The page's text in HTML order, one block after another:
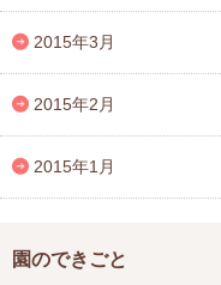
2015年3月
2015年2月
2015年1月
園のできごと